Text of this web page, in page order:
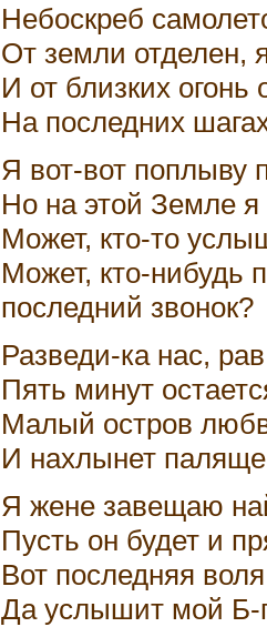
Небоскреб
От земли отделен,
И от близких огонь
На последних
Я вот-вот поплыву
Но на этой Земле
Может, кто-то
Может, кто-нибудь
последний звонок?
Разведи-ка нас,
Пять минут
Малый остров
И нахлынет
Я жене завещаю
Пусть он будет и
Вот последняя
Да услышит мой Б-